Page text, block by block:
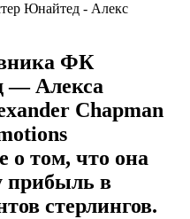
Юнайтед - Алекс
ФК
— Алекса
Chapman
о том, что она
прибыль в
стерлингов.